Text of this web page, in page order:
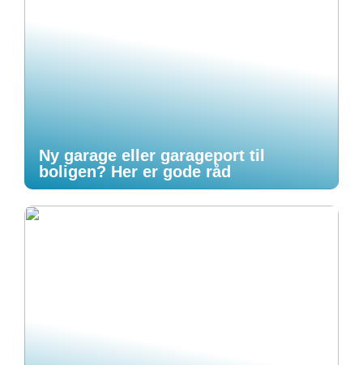
Ny garage eller garageport til
boligen? Her er gode råd